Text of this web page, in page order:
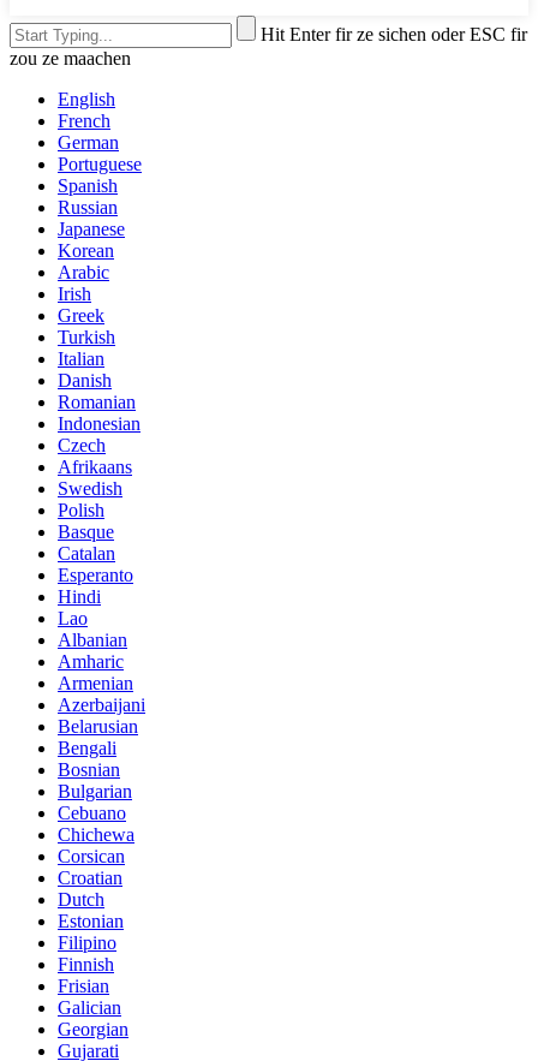
Hit Enter fir ze sichen oder ESC fir
zou ze maachen
English
French
German
Portuguese
Spanish
Russian
Japanese
Korean
Arabic
Irish
Greek
Turkish
Italian
Danish
Romanian
Indonesian
Czech
Afrikaans
Swedish
Polish
Basque
Catalan
Esperanto
Hindi
Lao
Albanian
Amharic
Armenian
Azerbaijani
Belarusian
Bengali
Bosnian
Bulgarian
Cebuano
Chichewa
Corsican
Croatian
Dutch
Estonian
Filipino
Finnish
Frisian
Galician
Georgian
Gujarati